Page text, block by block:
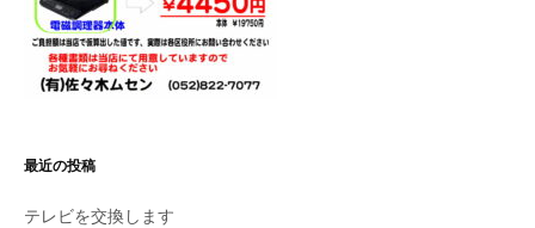
最近の投稿
テレビを交換します